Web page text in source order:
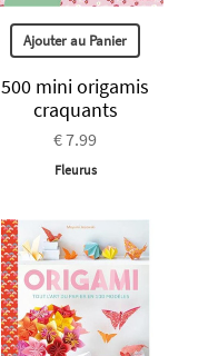
Ajouter au Panier
500 mini origamis
craquants
€ 7.99
Fleurus